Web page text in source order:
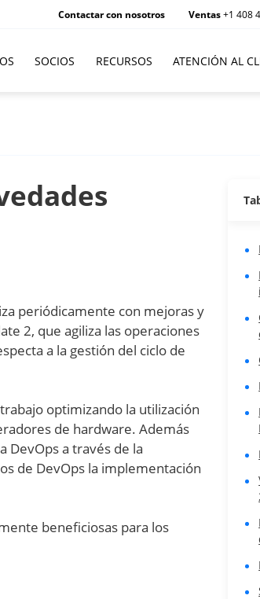
Contactar con nosotros Ventas+1 408
SOCIOS RECURSOS ATENCIÓN AL
periódicamente con mejoras y
2, que agiliza las operaciones
a la gestión del ciclo de
optimizando la utilización
de hardware. Además
DevOps a través de la
de DevOps la implementación
beneficiosas para los